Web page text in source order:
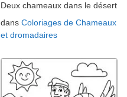
Deux chameaux dans le désert
dans Coloriages de Chameaux
et dromadaires